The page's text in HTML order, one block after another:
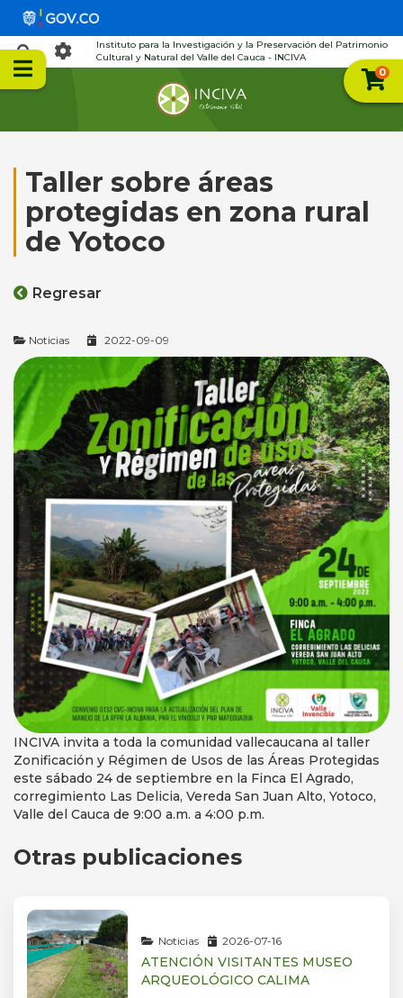
Instituto para la Investigación y la Preservación del Patrimonio
Cultural y Natural del Valle del Cauca - INCIVA
0
Taller sobre áreas
protegidas en zona rural
de Yotoco
Regresar
Noticias 2022-09-09
INCIVA invita a toda la comunidad vallecaucana al taller
Zonificación y Régimen de Usos de las Áreas Protegidas
este sábado 24 de septiembre en la Finca El Agrado,
corregimiento Las Delicia, Vereda San Juan Alto, Yotoco,
Valle del Cauca de 9:00 a.m. a 4:00 p.m.
Otras publicaciones
Noticias 2026-07-16
ATENCIÓN VISITANTES MUSEO
ARQUEOLÓGICO CALIMA